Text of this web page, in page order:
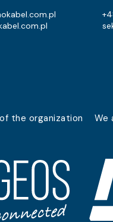
1763
2356
1099
the organization We